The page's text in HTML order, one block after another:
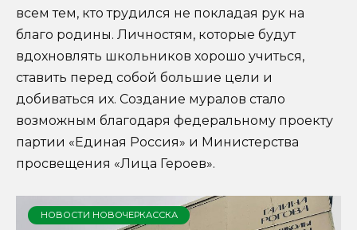
всем тем, кто трудился не покладая рук на
благо родины. Личностям, которые будут
вдохновлять школьников хорошо учиться,
ставить перед собой большие цели и
добиваться их. Создание муралов стало
возможным благодаря федеральному проекту
партии «Единая Россия» и Министерства
просвещения «Лица Героев».
НОВОСТИ НОВОЧЕРКАССКА